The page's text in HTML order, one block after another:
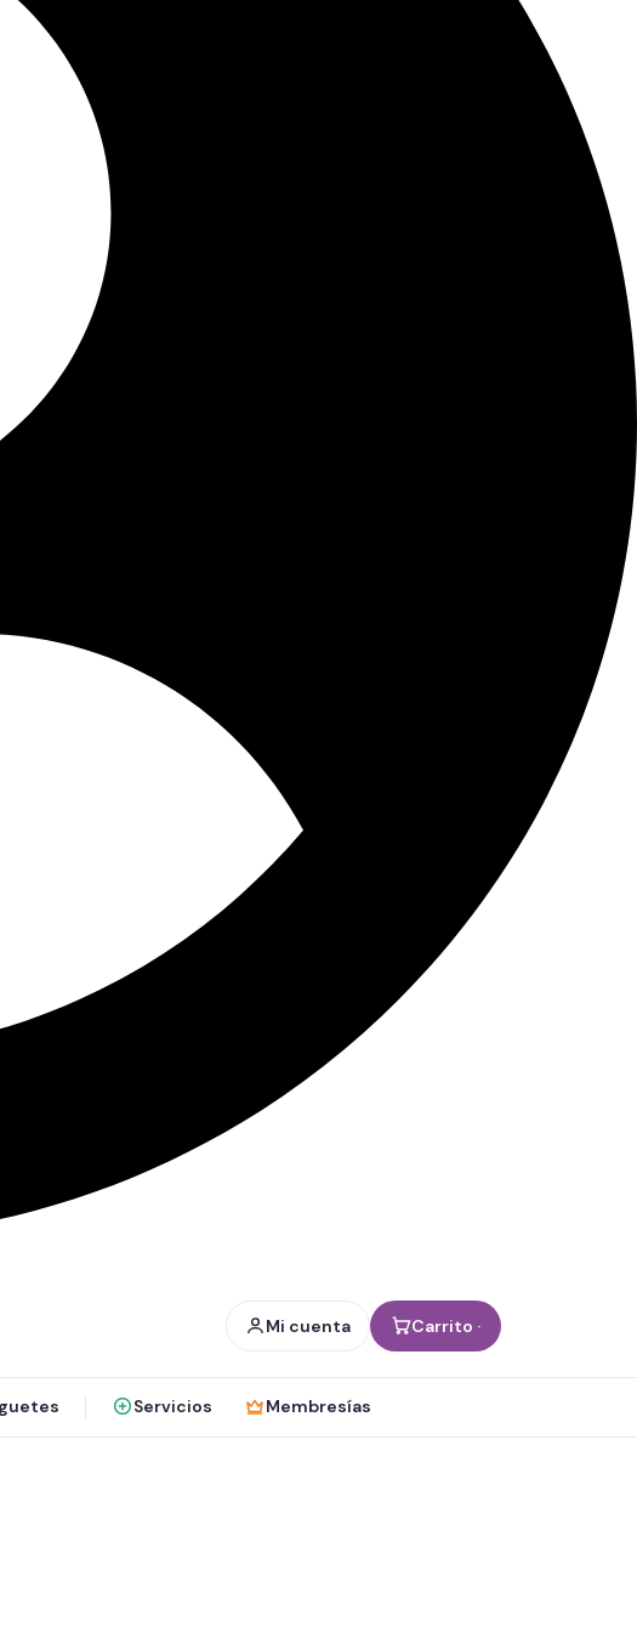
Mi cuenta Carrito ·
Servicios Membresías